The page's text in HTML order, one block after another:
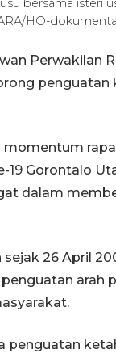
bersama isteri
HO-
Perwakilan
penguatan
Gorontalo
dalam
26 April
arah